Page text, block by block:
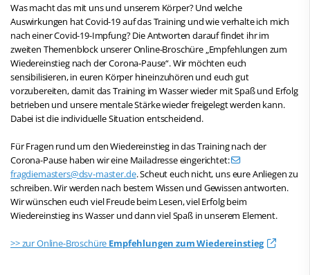
Was macht das mit uns und unserem Körper? Und welche
Auswirkungen hat Covid-19 auf das Training und wie verhalte ich mich
nach einer Covid-19-Impfung? Die Antworten darauf findet ihr im
zweiten Themenblock unserer Online-Broschüre „Empfehlungen zum
Wiedereinstieg nach der Corona-Pause“. Wir möchten euch
sensibilisieren, in euren Körper hineinzuhören und euch gut
vorzubereiten, damit das Training im Wasser wieder mit Spaß und Erfolg
betrieben und unsere mentale Stärke wieder freigelegt werden kann.
Dabei ist die individuelle Situation entscheidend.
Für Fragen rund um den Wiedereinstieg in das Training nach der
Corona-Pause haben wir eine Mailadresse eingerichtet:
fragdiemasters@dsv-master.de. Scheut euch nicht, uns eure Anliegen zu
schreiben. Wir werden nach bestem Wissen und Gewissen antworten.
Wir wünschen euch viel Freude beim Lesen, viel Erfolg beim
Wiedereinstieg ins Wasser und dann viel Spaß in unserem Element.
>> zur Online-Broschüre Empfehlungen zum Wiedereinstieg